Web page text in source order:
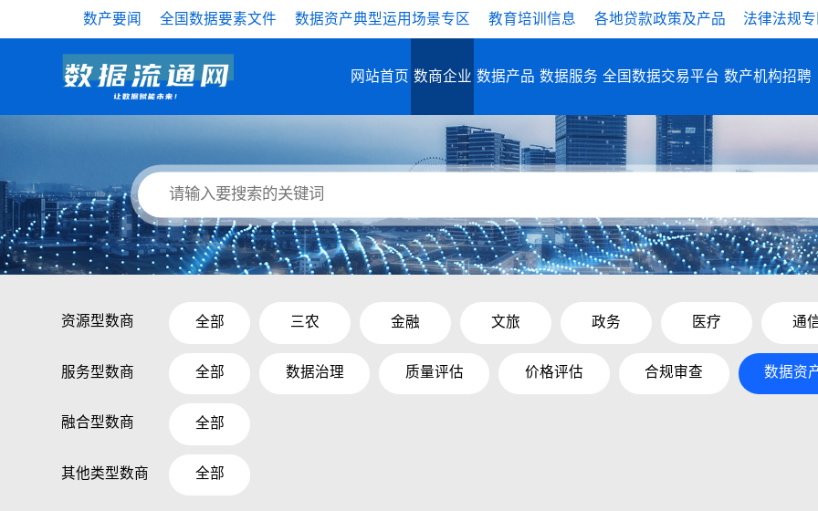
数产要闻 全国数据要素文件 数据资产典型运用场景专区 教育培训信息 各地贷款政策及产品 法律法规
网站首页 数商企业 数据产品 数据服务 全国数据交易平台 数产机构招聘
资源型数商 全部 三农 金融 文旅 政务 医疗 通
服务型数商 全部 数据治理 质量评估 价格评估 合规审查 数据资
融合型数商 全部
其他类型数商 全部